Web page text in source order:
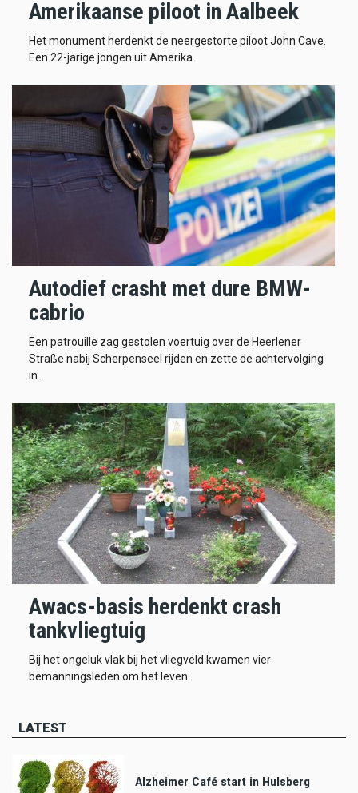
Amerikaanse piloot in Aalbeek
Het monument herdenkt de neergestorte piloot John Cave.
Een 22-jarige jongen uit Amerika.
Autodief crasht met dure BMW-
cabrio
Een patrouille zag gestolen voertuig over de Heerlener
Straße nabij Scherpenseel rijden en zette de achtervolging
in.
Awacs-basis herdenkt crash
tankvliegtuig
Bij het ongeluk vlak bij het vliegveld kwamen vier
bemanningsleden om het leven.
LATEST
Alzheimer Café start in Hulsberg